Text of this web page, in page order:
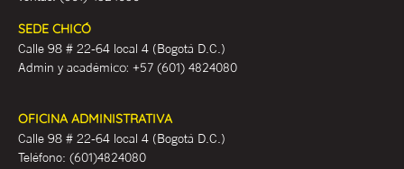
SEDE CHICÓ
Calle 98 # 22-64 local 4 (Bogotá D.C.)
Admin y académico: +57 (601) 4824080
OFICINA ADMINISTRATIVA
Calle 98 # 22-64 local 4 (Bogotá D.C.)
Teléfono: (601)4824080